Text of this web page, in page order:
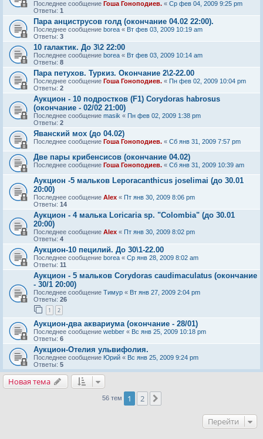
Последнее сообщение Гоша Гоноподиев. « Ср фев 04, 2009 9:25 pm
Ответы: 1
Пара анциструсов голд (окончание 04.02 22:00).
Последнее сообщение borea « Вт фев 03, 2009 10:19 am
Ответы: 3
10 галактик. До 3\2 22:00
Последнее сообщение borea « Вт фев 03, 2009 10:14 am
Ответы: 8
Пара петухов. Туркиз. Окончание 2\2-22.00
Последнее сообщение Гоша Гоноподиев. « Пн фев 02, 2009 10:04 pm
Ответы: 2
Аукцион - 10 подростков (F1) Corydoras habrosus
(окончание - 02/02 21:00)
Последнее сообщение masik « Пн фев 02, 2009 1:38 pm
Ответы: 2
Яванский мох (до 04.02)
Последнее сообщение Гоша Гоноподиев. « Сб янв 31, 2009 7:57 pm
Две пары крибенсисов (окончание 04.02)
Последнее сообщение Гоша Гоноподиев. « Сб янв 31, 2009 10:39 am
Аукцион -5 мальков Leporacanthicus joselimai (до 30.01
20:00)
Последнее сообщение Alex « Пт янв 30, 2009 8:06 pm
Ответы: 14
Аукцион - 4 малька Loricaria sp. "Colombia" (до 30.01
20:00)
Последнее сообщение Alex « Пт янв 30, 2009 8:02 pm
Ответы: 4
Аукцион-10 пецилий. До 30\1-22.00
Последнее сообщение borea « Ср янв 28, 2009 8:02 am
Ответы: 11
Аукцион - 5 мальков Corydoras caudimaculatus (окончание
- 30/1 20:00)
Последнее сообщение Тимур « Вт янв 27, 2009 2:04 pm
Ответы: 26
1 2
Аукцион-два аквариума (окончание - 28/01)
Последнее сообщение webber « Вс янв 25, 2009 10:18 pm
Ответы: 6
Аукцион-Отелия ульвифолия.
Последнее сообщение Юрий « Вс янв 25, 2009 9:24 pm
Ответы: 5
Новая тема
56 тем 1 2
Перейти